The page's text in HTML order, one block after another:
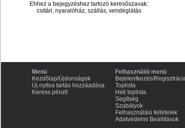
Ehhez a bejegyzéshez tartozó keresőszavak:
csitári, nyaralóház, szállás, vendéglátás
Menü
Kezdőlap/Újdonságok
Új nyitva tartás hozzáadása
Keress pénzt!
Felhasználói menü
Bejelentkezés/
Toplista
Heti toplista
Segítség
Szabályok
Felhasználási feltételek
Adatvédelmi Beállítások